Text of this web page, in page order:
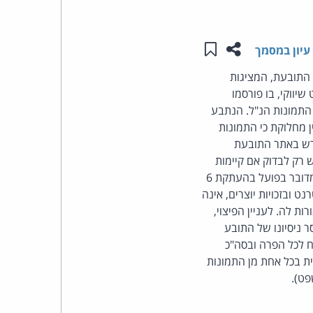
שתפו עמוד זה
שמור ב"תכנים שלי"
עיון במסמך
עניין התביעה בהפרת זכות יוצרים ב-6 תמונות של התובעת, המציגות
בו פורסמו
הצילומים נשוא התביעה. הנתבע, בעל חנות פרחים, מפעיל אף הוא אתר אינטרנט, אליו הועתקו 6 התמונות הנ"ל. הנתבע
מחלוקת כי התמונות
באתר התובעת
רק לבדוק אם קיימות
לנתבע טענות הגנה ולבחון את שאלת הפיצוי הכספי. מעיון בתמונות בשני האתרים ניתן לראות כי מדובר בפועל בהעתקת 6
יוצרים, אינה
לה. לעניין הפיצוי,
ניסיונו של התובע
לו רווח מההפרות, יש לפסוק פיצוי לפי הרף הסטטוטורי הנמוך, בסך 10,000 ש"ח לכל הפרה ובסה"כ
בגין הפרת זכותה המוסרית בכל אחת מן התמונות